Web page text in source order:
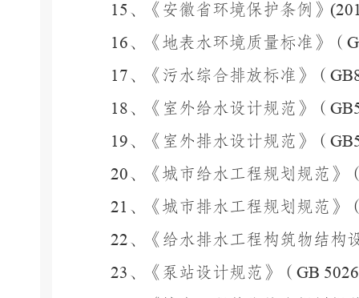
15 、《安徽省环境保护条例》
16、《地表水环境质量标准》（
17、《污水综合排放标准》（
18、《室外给水设计规范》（
19、《室外排水设计规范》（
20、《城市给水工程规划规范》
21 、《城市排水工程规划规范》
22、《给水排水工程构筑物结构
23 、《泵站设计规范》（ GB